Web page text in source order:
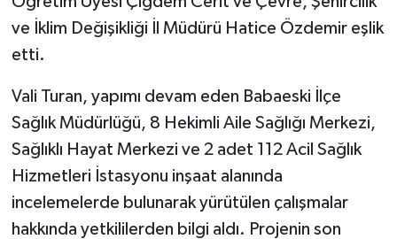
ve İklim Değişikliği İl Müdürü Hatice Özdemir eşlik
etti.
Vali Turan, yapımı devam eden Babaeski İlçe
Sağlık Müdürlüğü, 8 Hekimli Aile Sağlığı Merkezi,
Sağlıklı Hayat Merkezi ve 2 adet 112 Acil Sağlık
Hizmetleri İstasyonu inşaat alanında
incelemelerde bulunarak yürütülen çalışmalar
hakkında yetkililerden bilgi aldı. Projenin son